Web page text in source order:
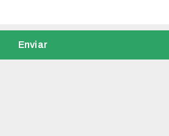
Enviar